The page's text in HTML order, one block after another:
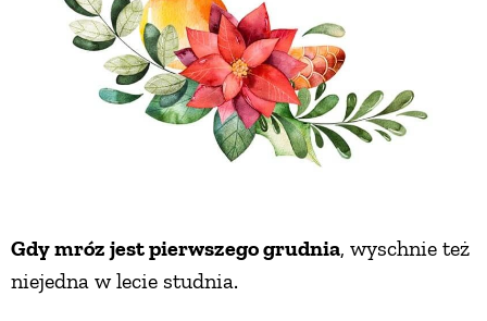
Gdy mróz jest pierwszego grudnia, wyschnie też
niejedna w lecie studnia.
GRZYBY
KRAJOBRAZ
RĘKODZIEŁO